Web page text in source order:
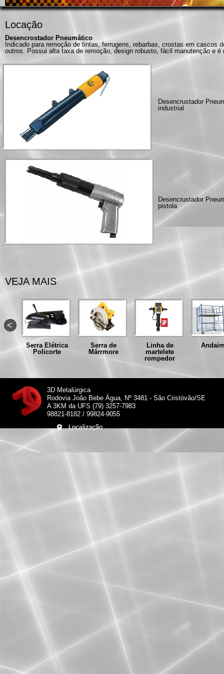
Locação
Desencrostador Pneumático
Indicado para remoção de tintas, ferrugens, rebarbas, crostas em
outros. Possui alta taxa de remoção, design robusto, fácil manutenção e
Desencrustador
industrial
Desencrustador
pistola
VEJA MAIS
Serra Elétrica
Policorte
Serra de
Márrmore
Linha de
martelete
rompedor
3D Metalúrgica
Rodovia João Bebe Água, Nº 3481 - São Cristóvão/SE
A 3KM da UFS (79) 3257-7983
98821-8182 / 99824-9055